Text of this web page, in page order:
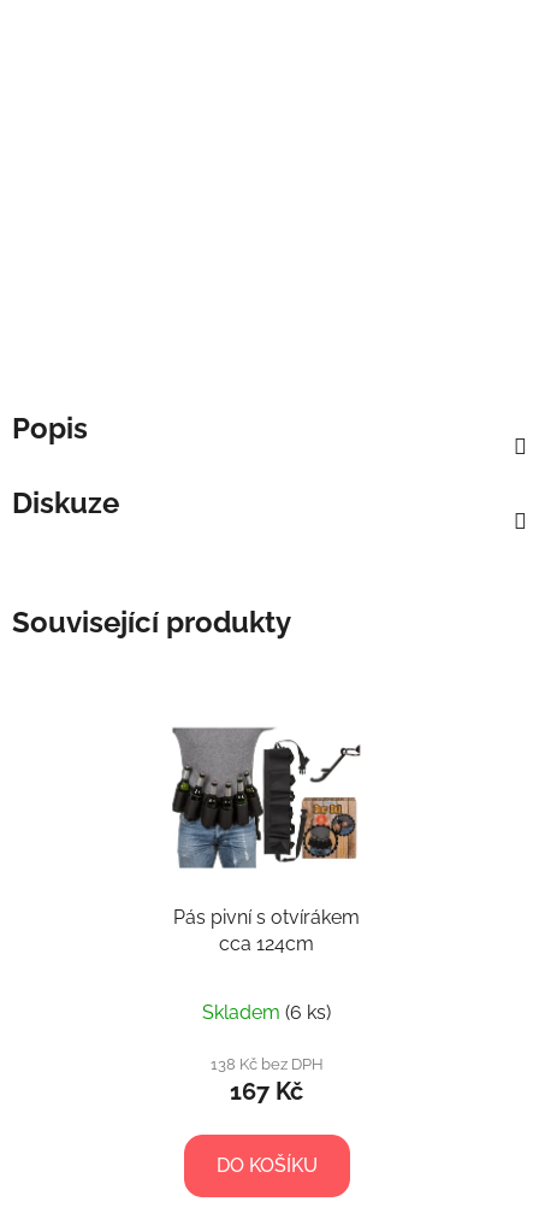
Popis
Diskuze
Související produkty
Pás pivní s otvírákem
cca 124cm
Skladem (6 ks)
138 Kč bez DPH
167 Kč
DO KOŠÍKU